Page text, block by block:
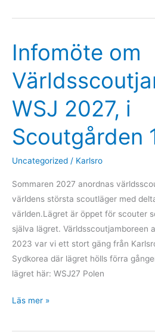
1-
augusti
2026
Infomöte om
WSJ 2027, i
Scoutgården
Uncategorized / Karlsro
Sommaren 2027 anordnas
världens största scoutläger med
världen.Lägret är öppet för scouter
själva lägret. Världsscoutjamboreen
2023 var vi ett stort gäng från
Sydkorea där lägret hölls förra
lägret här: WSJ27 Polen
Infomöte
Världsscoutjamboreen
Läs mer »